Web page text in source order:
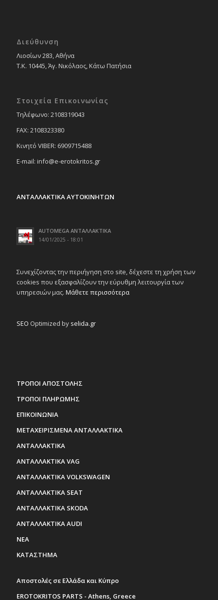
Διεύθυνση
Λιοσίων 283, Αθήνα
Τ.Κ. 10445, Άγ. Νικόλαος, Κάτω Πατήσια
Στοιχεία Επικοινωνίας
Tηλέφωνο: 2108319043
FAX: 2108323380
Κινητό VIBER: 6909715488
E-mail: info@e-erotokritos.gr
ΑΝΤΑΛΛΑΚΤΙΚΑ ΑΥΤΟΚΙΝΗΤΩΝ
AUTOMEGA ΑΝΤΑΛΛΑΚΤΙΚΑ
14/01/2025 - 18:01
Συνεχίζοντας την περιήγηση στο site, δέχεστε τη χρήση των
cookies που εξασφαλίζουν την εύρυθμη λειτουργία των
υπηρεσιών μας. Μάθετε περισσότερα
SEO Optimized by selida.gr
ΤΡΟΠΟΙ ΑΠΟΣΤΟΛΗΣ
ΤΡΟΠΟΙ ΠΛΗΡΩΜΗΣ
ΕΠΙΚΟΙΝΩΝΙΑ
ΜΕΤΑΧΕΙΡΙΣΜΕΝΑ ΑΝΤΑΛΛΑΚΤΙΚΑ
ΑΝΤΑΛΛΑΚΤΙΚΑ
ΑΝΤΑΛΛΑΚΤΙΚΑ VAG
ΑΝΤΑΛΛΑΚΤΙΚΑ VOLKSWAGEN
ΑΝΤΑΛΛΑΚΤΙΚΑ SEAT
ΑΝΤΑΛΛΑΚΤΙΚΑ SKODA
ΑΝΤΑΛΛΑΚΤΙΚΑ AUDI
ΝΕΑ
ΚΑΤΑΣΤΗΜΑ
Αποστολές σε Ελλάδα και Κύπρο
EROTOKRITOS PARTS - Athens, Greece